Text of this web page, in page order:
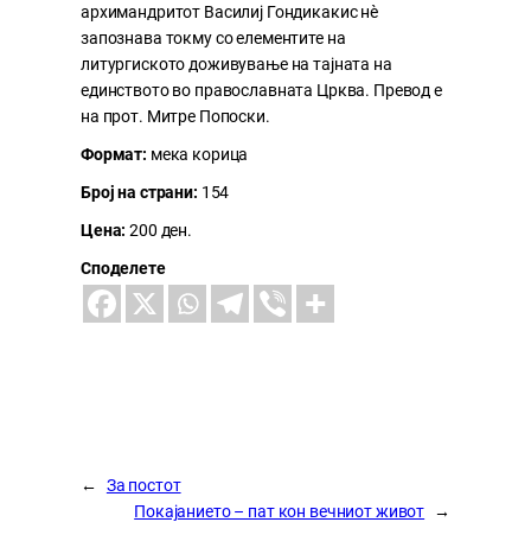
архимандритот Василиј Гондикакис нè
запознава токму со елементите на
литургиското доживување на тајната на
единството во православната Црква. Превод е
на прот. Митре Попоски.
Формат: мека корица
Број на страни: 154
Цена: 200 ден.
Споделете
←
За постот
Покајанието – пат кон вечниот живот
→